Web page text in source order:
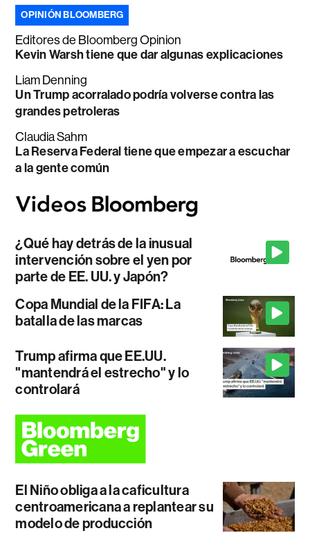
OPINIÓN BLOOMBERG
Editores de Bloomberg Opinion
Kevin Warsh tiene que dar algunas explicaciones
Liam Denning
Un Trump acorralado podría volverse contra las
grandes petroleras
Claudia Sahm
La Reserva Federal tiene que empezar a escuchar
a la gente común
¿Qué hay detrás de la inusual
intervención sobre el yen por
parte de EE. UU. y Japón?
Copa Mundial de la FIFA: La
batalla de las marcas
Trump afirma que EE.UU.
"mantendrá el estrecho" y lo
controlará
El Niño obliga a la caficultura
centroamericana a replantear su
modelo de producción